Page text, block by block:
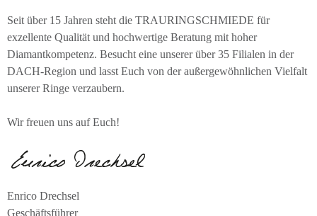
Seit über 15 Jahren steht die TRAURINGSCHMIEDE für
exzellente Qualität und hochwertige Beratung mit hoher
Diamantkompetenz. Besucht eine unserer über 35 Filialen in der
DACH-Region und lasst Euch von der außergewöhnlichen Vielfalt
unserer Ringe verzaubern.
Wir freuen uns auf Euch!
Enrico Drechsel
Geschäftsführer